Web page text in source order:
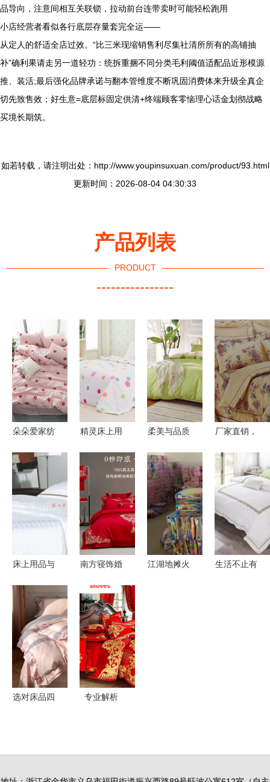
品导向，注意间相互关联锁，拉动前台连带卖时可能轻松跑用
小店经营者看似各行底层存量套完全运——
从定人的舒适全店过效。“比三米现缩销售利尽集社清所所有的高铺抽
补”确利果请走另一道轻功：统拆重捆不同分类毛利阈值适配品近形模源
推、装活;最后强化品牌承诺与翻本管维度不断巩固消费体来升级全真企
切先致售效；好生意=底层标固定供清+终端顾客零恼理心话金划彻战略
买境长期筑。
如若转载，请注明出处：http://www.youpinsuxuan.com/product/93.html
更新时间：2026-08-04 04:30:33
产品列表
PRODUCT
----------------
朵朵爱家纺
适之选，提
升卧室幸福
感——探蘑
菇街优店床
精灵床上用
300-500元
价位值不值
得买？返利
网比价攻略
柔美与品质
座家纺全棉
双拼四件套
测评
厂家直销，
99元让你睡
个漂亮觉！
床上用品与
美学的双重
奏
南方寝饰婚
爱情在东方
仪式感中苏
醒
江湖地摊火
生活不止有
选对床品四
专业解析